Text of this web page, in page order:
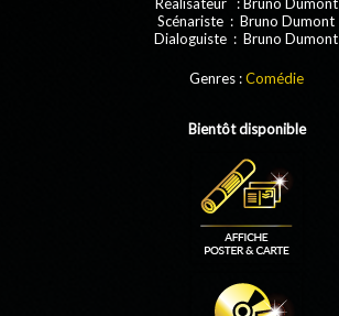
Scénariste : Bruno Dumont
Dialoguiste : Bruno Dumont
Genres :Comédie
Bientôt disponible